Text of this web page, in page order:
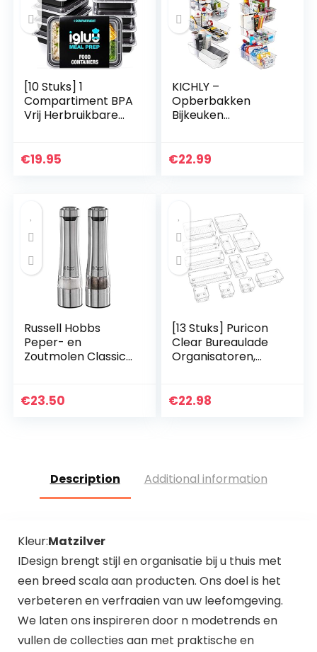
[10 Stuks] 1
Compartiment BPA
Vrij Herbruikbare
Plastic Voedsel
€19.95
KICHLY –
Opberbakken
Bijkeuken
containers (4 grote
€22.99
Russell Hobbs
Peper- en
Zoutmolen Classics
Keramische
€23.50
[13 Stuks] Puricon
Clear Bureaulade
Organisatoren,
Trays
€22.98
Description Additional information
Kleur:Matzilver
IDesign brengt stijl en organisatie bij u thuis met
een breed scala aan producten. Ons doel is het
verbeteren en verfraaien van uw leefomgeving.
We laten ons inspireren door n modetrends en
vullen de collecties aan met praktische en